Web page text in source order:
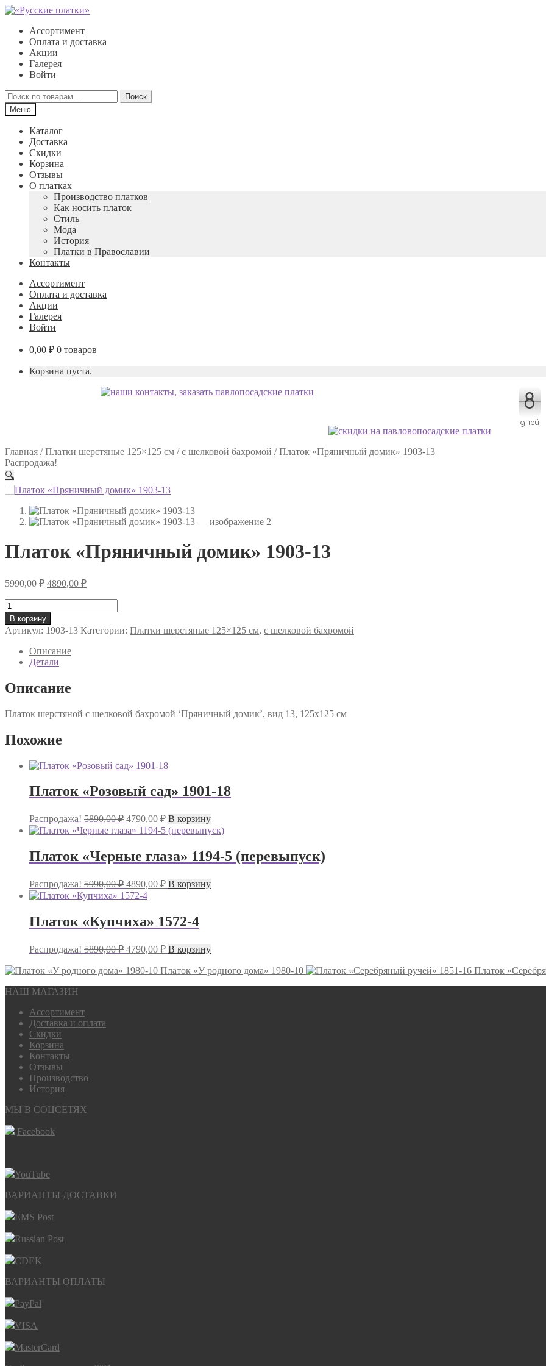
Перейти
навигации
Перейти
содержимому
Ассортимент
Оплата и доставка
Акции
Галерея
Войти
Искать:
Поиск
Меню
Каталог
Доставка
Скидки
Корзина
Отзывы
О платках
Производство платков
Как носить платок
Стиль
Мода
История
Платки в Православии
Контакты
Ассортимент
Оплата и доставка
Акции
Галерея
Войти
0,00 ₽ 0 товаров
Корзина пуста.
8
8
дней
Главная /Платки шерстяные 125×125 см /с шелковой бахромой /Платок «Пряничный домик» 1903-13
Распродажа!
🔍
Платок «Пряничный домик» 1903-13
5990,00₽ Первоначальная
составляла
5990,00 ₽.
4890,00 ₽Текущая
Количество
товара
Платок
«Пряничный
домик»
1903-
В корзину
Артикул: 1903-13 Категории: Платки шерстяные 125×125 см, с шелковой бахромой
Описание
Детали
Описание
Платок шерстяной с шелковой бахромой ‘Пряничный домик’, вид 13, 125х125 см
Похожие
Платок «Розовый сад» 1901-18
Распродажа! 5890,00₽ Первоначальная
цена
составляла
4790,00 ₽Текущая
цена:
В корзину
Платок «Черные глаза» 1194-5 (перевыпуск)
Распродажа! 5990,00₽ Первоначальная
цена
составляла
5990,00 ₽.
4890,00 ₽Текущая
цена:
В корзину
Платок «Купчиха» 1572-4
Распродажа! 5890,00₽ Первоначальная
составляла
4790,00 ₽Текущая
цена:
4790,00 ₽.
В корзину
Платок «У родного дома» 1980-10
Платок
НАШ МАГАЗИН
Ассортимент
Доставка и оплата
Скидки
Корзина
Контакты
Отзывы
Производство
История
МЫ В СОЦСЕТЯХ
Facebook
YouTube
ВАРИАНТЫ ДОСТАВКИ
EMS Post
Russian Post
CDEK
ВАРИАНТЫ ОПЛАТЫ
PayPal
VISA
MasterCard